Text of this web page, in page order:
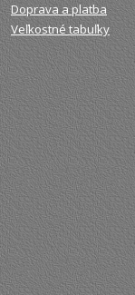
Doprava a platba
Veľkostné tabuľky